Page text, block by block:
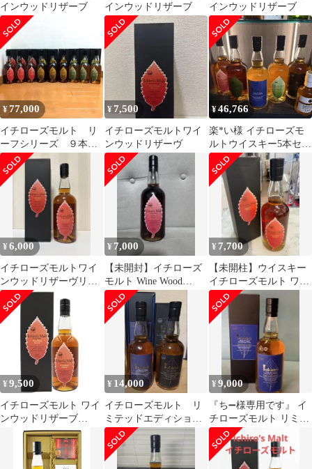
インウッドリザーブ
インウッドリザーブ
インウッドリザーブ
¥77,000
イチローズモルト リ
ーフシリーズ ９本セ
ット
¥ 7,500
イチローズモルトワイ
ンウッドリザーヴ
¥46,766
楽*い様 イチローズモ
ルトウイスキー5本セッ
ト＋おまけ1本
¥6,000
イチローズモルトワイ
ンウッドリザーヴリー
フラベル
¥ 7,000
【未開封】イチローズ
モルト Wine Wood
Reserve
¥ 7,700
【未開柱】ウイスキー
イチローズモルト ワイ
ンウッドリザーブ
¥ 9,500
イチローズモルト ワイ
ンウッドリザーブ
WWR 700ｍｌ
¥ 14,000
イチローズモルト リ
ミテッドエディショ
ン、クラシカルエディ
ション
¥9,000
『ち➖様専用です』 イ
チローズモルト リミテ
ッドエディション